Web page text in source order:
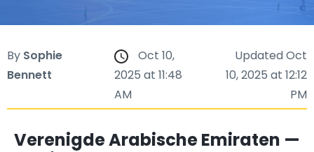
By Sophie
Bennett
Oct 10,
2025 at 11:48
AM
Updated Oct
10, 2025 at 12:12
PM
Verenigde Arabische Emiraten —